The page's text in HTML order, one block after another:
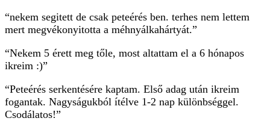
“nekem segitett de csak peteérés ben. terhes nem lettem
mert megvékonyitotta a méhnyálkahártyát.”
“Nekem 5 érett meg tőle, most altattam el a 6 hónapos
ikreim :)”
“Peteérés serkentésére kaptam. Első adag után ikreim
fogantak. Nagyságukból ítélve 1-2 nap különbséggel.
Csodálatos!”